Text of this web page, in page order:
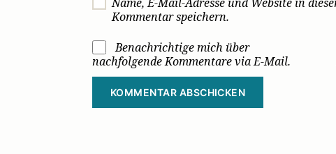
Kommentar speichern.
Benachrichtige mich über
nachfolgende Kommentare via E-Mail.